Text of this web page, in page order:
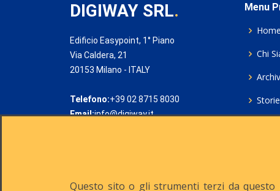
DIGIWAY SRL.
Edificio Easypoint, 1° Piano
Via Caldera, 21
20153 Milano - ITALY
Telefono:+39 02 8715 8030
Email:info@digiway.it
Menu
Home
Chi
Questo sito o gli strumenti terzi da questo